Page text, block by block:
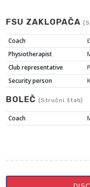
FSU ZAKLOPAČA
Coach
Physiotherapist
Club representative
Security person
BOLEČ (Stručni štab)
Coach